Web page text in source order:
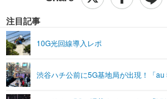
ショッピング
エンタメTOP
グラビア
ライフTOP
リリース一覧
プッシュ通知の停止方法
注目記事
10G光回線導入レポ
渋谷ハチ公前に5G基地局が出現！「